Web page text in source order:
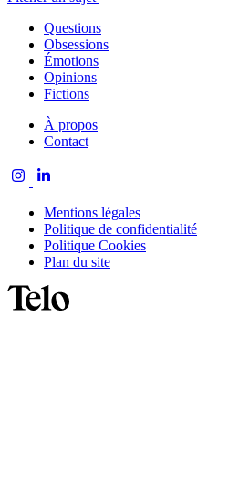
Questions
Obsessions
Émotions
Opinions
Fictions
À propos
Contact
Mentions légales
Politique de confidentialité
Politique Cookies
Plan du site